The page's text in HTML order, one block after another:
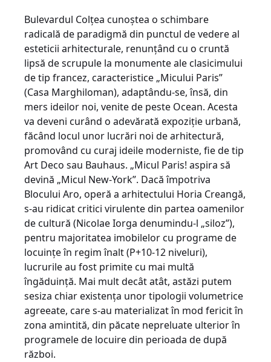
Bulevardul Colțea cunoștea o schimbare
radicală de paradigmă din punctul de vedere al
esteticii arhitecturale, renunțând cu o cruntă
lipsă de scrupule la monumente ale clasicimului
de tip francez, caracteristice „Micului Paris”
(Casa Marghiloman), adaptându-se, însă, din
mers ideilor noi, venite de peste Ocean. Acesta
va deveni curând o adevărată expoziție urbană,
făcând locul unor lucrări noi de arhitectură,
promovând cu curaj ideile moderniste, fie de tip
Art Deco sau Bauhaus. „Micul Paris! aspira să
devină „Micul New-York”. Dacă împotriva
Blocului Aro, operă a arhitectului Horia Creangă,
s-au ridicat critici virulente din partea oamenilor
de cultură (Nicolae Iorga denumindu-l „siloz”),
pentru majoritatea imobilelor cu programe de
locuințe în regim înalt (P+10-12 niveluri),
lucrurile au fost primite cu mai multă
îngăduință. Mai mult decât atât, astăzi putem
sesiza chiar existența unor tipologii volumetrice
agreeate, care s-au materializat în mod fericit în
zona amintită, din păcate nepreluate ulterior în
programele de locuire din perioada de după
război.